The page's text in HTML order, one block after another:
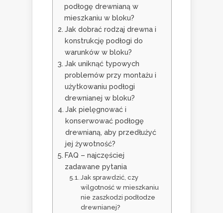
podłogę drewnianą w
mieszkaniu w bloku?
Jak dobrać rodzaj drewna i
konstrukcję podłogi do
warunków w bloku?
Jak uniknąć typowych
problemów przy montażu i
użytkowaniu podłogi
drewnianej w bloku?
Jak pielęgnować i
konserwować podłogę
drewnianą, aby przedłużyć
jej żywotność?
FAQ – najczęściej
zadawane pytania
Jak sprawdzić, czy
wilgotność w mieszkaniu
nie zaszkodzi podłodze
drewnianej?